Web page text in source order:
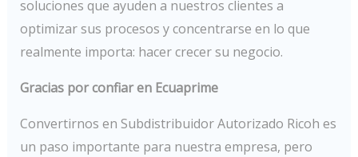
soluciones que ayuden a nuestros clientes a
optimizar sus procesos y concentrarse en lo que
realmente importa: hacer crecer su negocio.
Gracias por confiar en Ecuaprime
Convertirnos en Subdistribuidor Autorizado Ricoh es
un paso importante para nuestra empresa, pero